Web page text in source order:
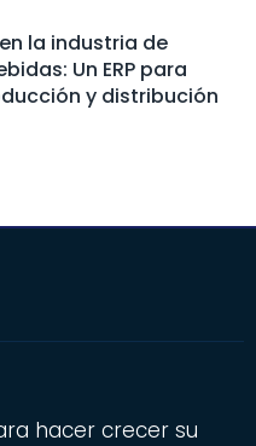
la industria de
Un ERP para
y distribución
hacer crecer su